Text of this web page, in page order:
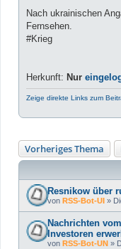
Nach ukrainischen
Fernsehen.
#Krieg
Herkunft: Nur
Zeige direkte Links zum
Vorheriges Thema
Resnikow über
von RSS-Bot-UI »
Nachrichten
Investoren
von RSS-Bot-UN »